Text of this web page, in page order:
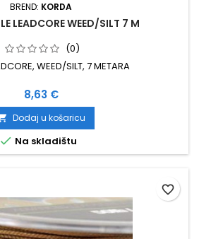
BREND: KORDA
LEADCORE WEED/SILT 7 M
(0)
WEED/SILT, 7 METARA
Cijena
8,63 €
Dodaj u košaricu
 Na skladištu
favorite_border